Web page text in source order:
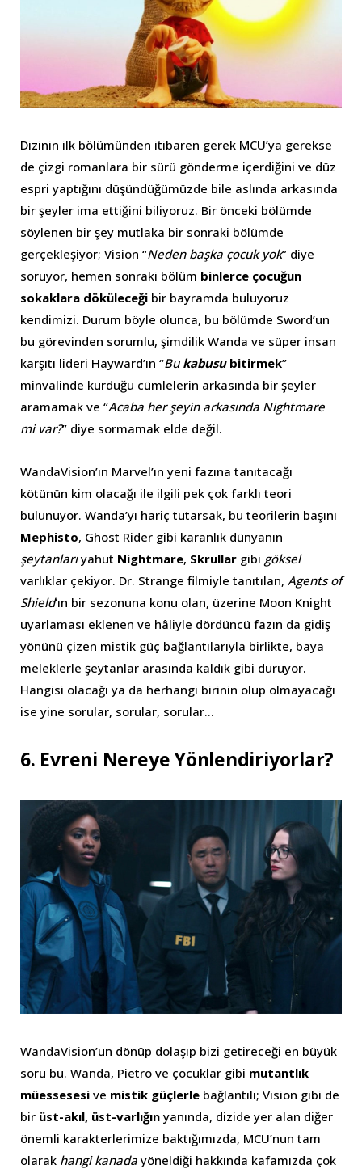
Dizinin ilk bölümünden itibaren gerek MCU’ya gerekse
de çizgi romanlara bir sürü gönderme içerdiğini ve düz
espri yaptığını düşündüğümüzde bile aslında arkasında
bir şeyler ima ettiğini biliyoruz. Bir önceki bölümde
söylenen bir şey mutlaka bir sonraki bölümde
gerçekleşiyor; Vision “Neden başka çocuk yok” diye
soruyor, hemen sonraki bölüm binlerce çocuğun
sokaklara döküleceği bir bayramda buluyoruz
kendimizi. Durum böyle olunca, bu bölümde Sword’un
bu görevinden sorumlu, şimdilik Wanda ve süper insan
karşıtı lideri Hayward’ın “Bukabusu bitirmek”
minvalinde kurduğu cümlelerin arkasında bir şeyler
aramamak ve “Acaba her şeyin arkasında Nightmare
mi var?” diye sormamak elde değil.
WandaVision’ın Marvel’ın yeni fazına tanıtacağı
kötünün kim olacağı ile ilgili pek çok farklı teori
bulunuyor. Wanda’yı hariç tutarsak, bu teorilerin başını
Mephisto, Ghost Rider gibi karanlık dünyanın
şeytanlarıyahut Nightmare, Skrullar gibi göksel
varlıklar çekiyor. Dr. Strange filmiyle tanıtılan, Agents of
Shield‘ın bir sezonuna konu olan, üzerine Moon Knight
uyarlaması eklenen ve hâliyle dördüncü fazın da gidiş
yönünü çizen mistik güç bağlantılarıyla birlikte, baya
meleklerle şeytanlar arasında kaldık gibi duruyor.
Hangisi olacağı ya da herhangi birinin olup olmayacağı
ise yine sorular, sorular, sorular…
6. Evreni Nereye Yönlendiriyorlar?
WandaVision’un dönüp dolaşıp bizi getireceği en büyük
soru bu. Wanda, Pietro ve çocuklar gibi mutantlık
müessesesi ve mistik güçlerle bağlantılı; Vision gibi de
bir üst-akıl, üst-varlığın yanında, dizide yer alan diğer
önemli karakterlerimize baktığımızda, MCU’nun tam
olarak hangi kanada yöneldiği hakkında kafamızda çok